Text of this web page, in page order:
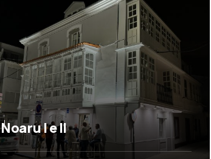
Noaru I e II
Ares